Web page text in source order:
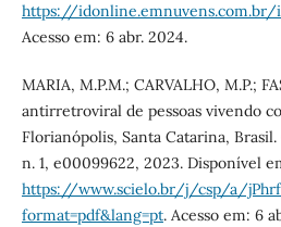
https://
Acesso em: 6 abr. 2024.
MARIA, M.P.M.; CARVALHO, M.P.;
antirretroviral de pessoas vivendo
Florianópolis, Santa Catarina, Brasil.
n. 1, e00099622, 2023. Disponível
https://www.scielo.br/j/csp/a/
format=pdf&lang=pt. Acesso em: 6